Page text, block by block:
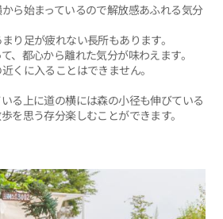
ら始まっているので解放感あふれる気分
り足が疲れない長所もあります。
、都心から離れた気分が味わえます。
くに入ることはできません。
る上に道の横には森の小径も伸びている
を思う存分楽しむことができます。